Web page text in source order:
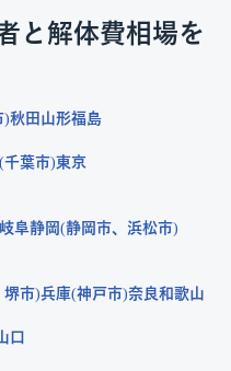
と解体費相場を
秋田 山形福島
千葉市 東京
岐阜静岡 静岡市
浜松市
堺市 兵庫 神戸市 奈良和歌山
口